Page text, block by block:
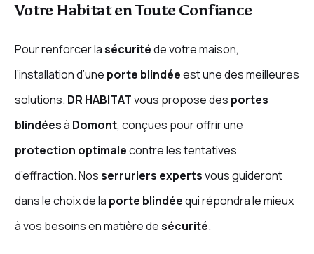
Votre Habitat en Toute Confiance
Pour renforcer lasécuritéde votre maison,
l’installation d’une porte blindéeest une des meilleures
solutions. DR HABITATvous propose des portes
blindéesà Domont, conçues pour offrir une
protection optimalecontre les tentatives
d’effraction. Nosserruriers expertsvous guideront
dans le choix de la porte blindéequi répondra le mieux
à vos besoins en matière desécurité.